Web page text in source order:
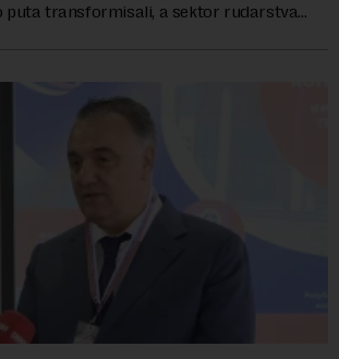
puta transformisali, a sektor rudarstva